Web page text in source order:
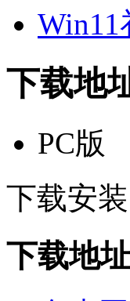
下载地
PC版
下载安
下载地址